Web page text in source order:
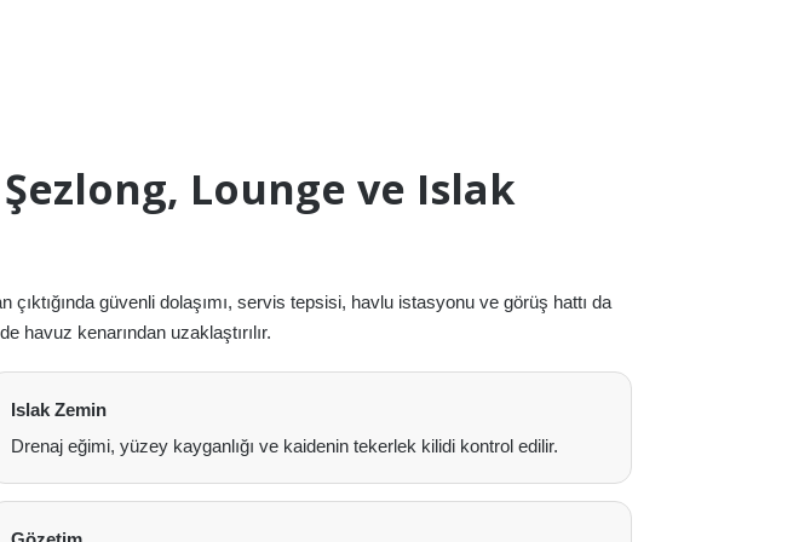
Lounge ve Islak
güvenli dolaşımı, servis tepsisi, havlu istasyonu ve görüş hattı da
havuz kenarından uzaklaştırılır.
Islak Zemin
Drenaj eğimi, yüzey kayganlığı ve kaidenin tekerlek kilidi kontrol edilir.